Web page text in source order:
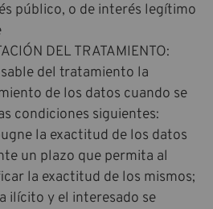
público, o de interés legítimo
DEL TRATAMIENTO:
del tratamiento la
de los datos cuando se
condiciones siguientes:
la exactitud de los datos
un plazo que permita al
la exactitud de los mismos;
ilícito y el interesado se